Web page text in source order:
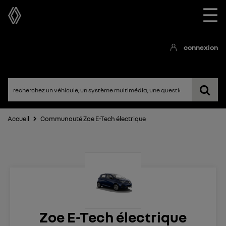
☰
connexion
Accueil Communauté Zoe E-Tech électrique
Zoe E-Tech électrique